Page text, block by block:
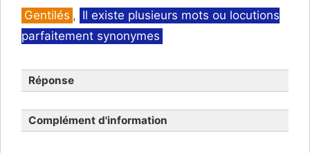
Catégories
Gentilés , Il existe plusieurs mots ou locutions
parfaitement synonymes
Réponse
Complément d'information